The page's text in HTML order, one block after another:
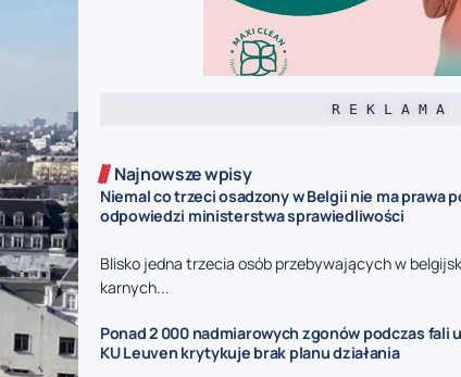
R E K L A M A
Najnowsze wpisy
Niemal co trzeci osadzony w Belgii nie ma prawa
odpowiedzi ministerstwa sprawiedliwości
Blisko jedna trzecia osób przebywających w
karnych...
Ponad 2 000 nadmiarowych zgonów podczas fali
KU Leuven krytykuje brak planu działania